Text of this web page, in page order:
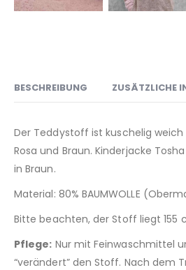
BESCHREIBUNG ZUSÄTZLICHE
Der Teddystoff ist kuschelig
Rosa und Braun. Kinderjacke
in Braun.
Material: 80% BAUMWOLLE
Bitte beachten, der Stoff liegt 155
Pflege: Nur mit Feinwaschmittel
“verändert” den Stoff. Nach dem